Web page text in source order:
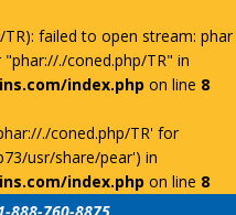
failed to open stream: phar
./coned.php/TR" in
index.php on line 8
./coned.php/TR' for
usr/share/pear') in
index.php on line 8